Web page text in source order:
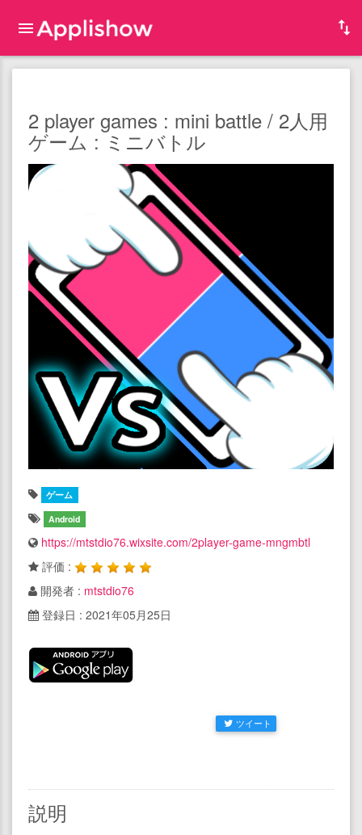
2 player games : mini battle / 2人用
ゲーム : ミニバトル
ゲーム
Android
https://mtstdio76.wixsite.com/2player-game-mngmbtl
評価 :
開発者 : mtstdio76
登録日 : 2021年05月25日
ツイート
説明